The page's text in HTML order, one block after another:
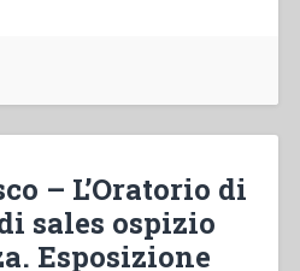
– L’Oratorio di
sales ospizio
Esposizione